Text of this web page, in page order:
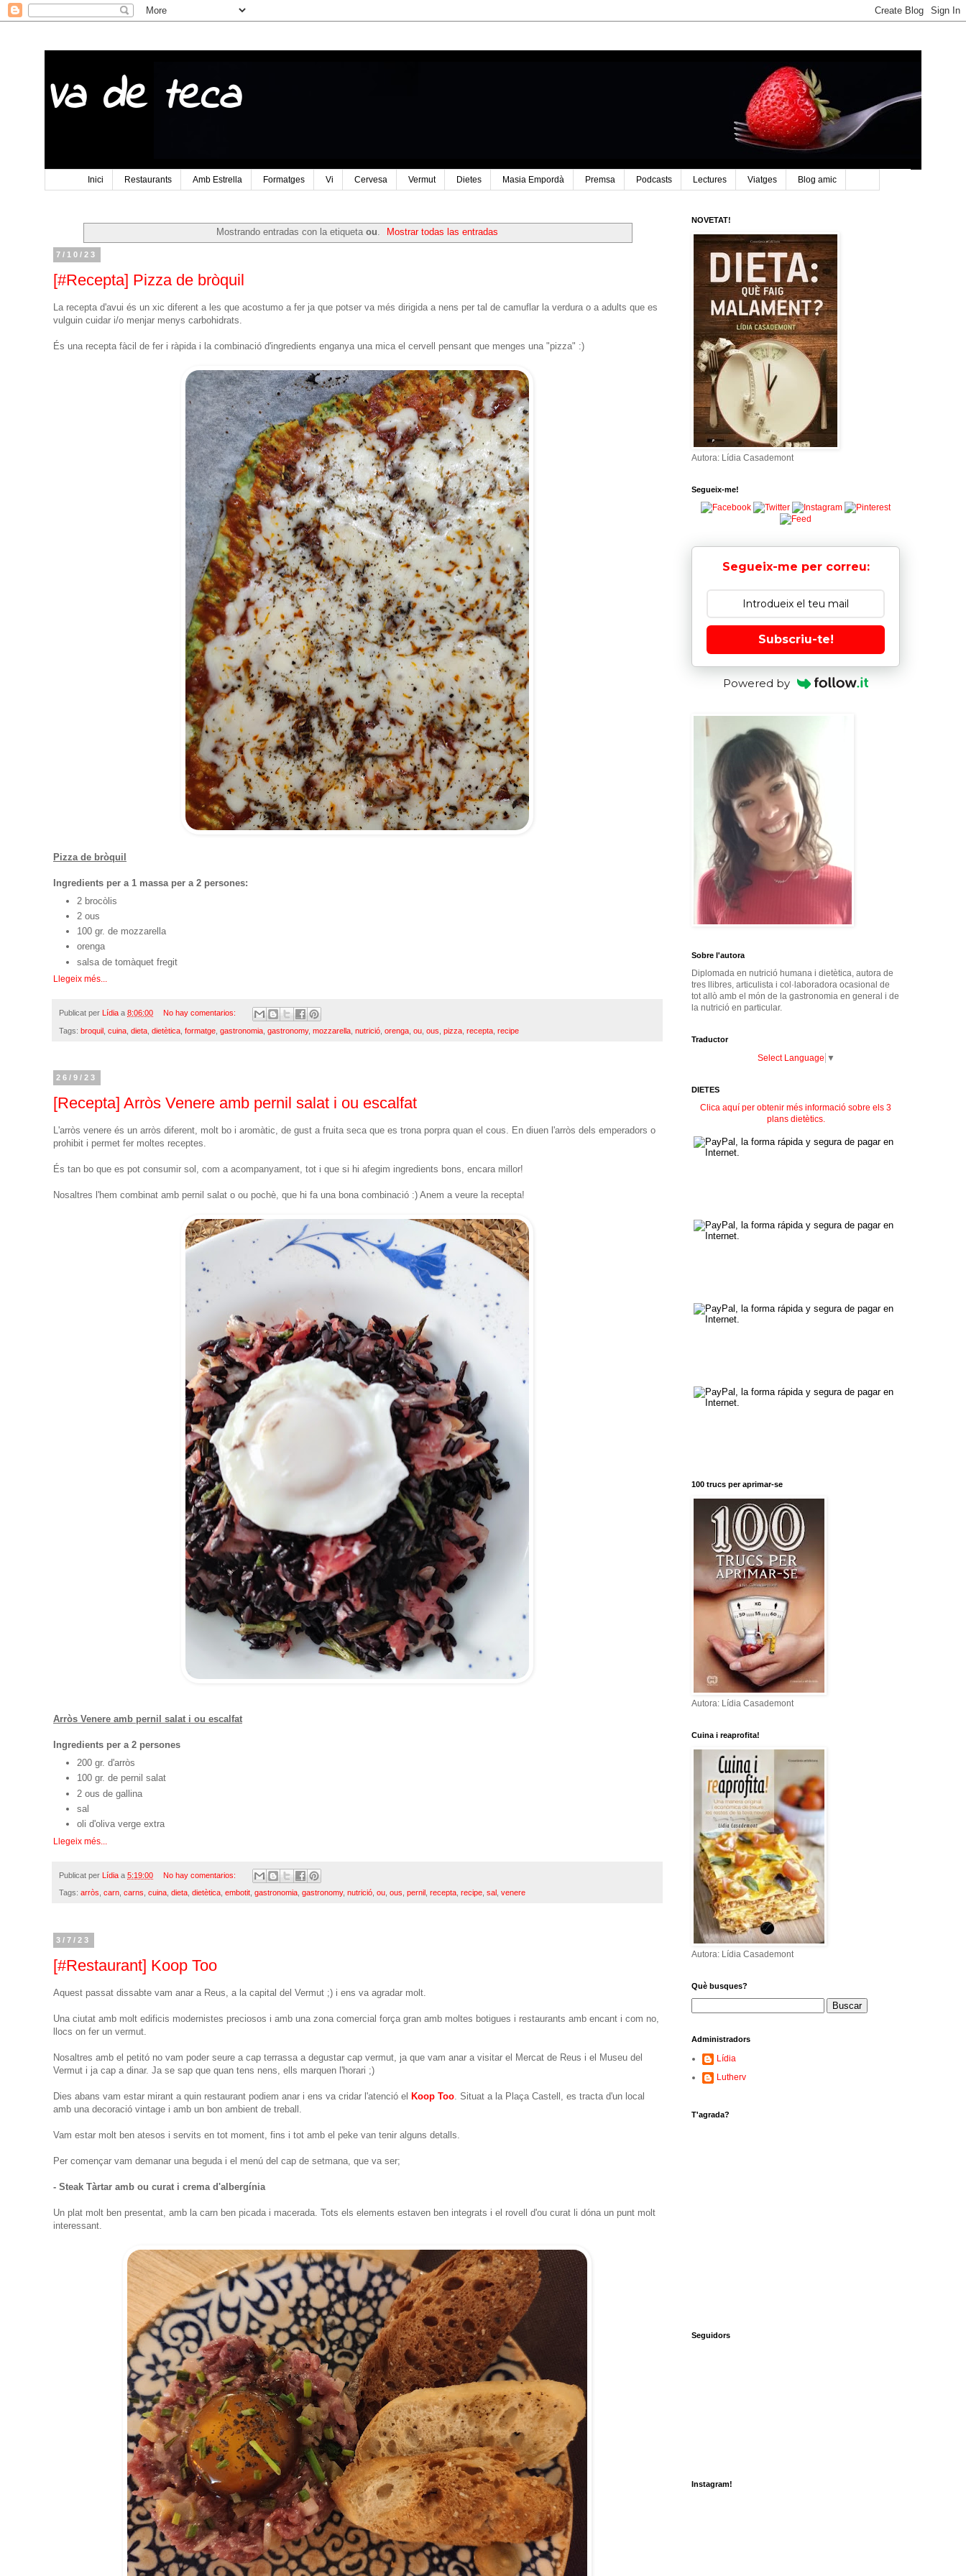
Va de teca
Inici Restaurants Amb Estrella Formatges Vi Cervesa Vermut Dietes Masia Empordà Premsa Podcasts Lectures Viatges Blog amic
Mostrando entradas con la etiqueta ou. Mostrar todas las entradas
7/10/23
[#Recepta] Pizza de bròquil
La recepta d'avui és un xic diferent a les que acostumo a fer ja que potser va més dirigida a nens per tal de camuflar la verdura o a adults que es
vulguin cuidar i/o menjar menys carbohidrats.
És una recepta fàcil de fer i ràpida i la combinació d'ingredients enganya una mica el cervell pensant que menges una "pizza" :)
Pizza de bròquil
Ingredients per a 1 massa per a 2 persones:
2 brocòlis
2 ous
100 gr. de mozzarella
orenga
salsa de tomàquet fregit
Llegeix més...
Publicat per Lídia a 8:06:00 No hay comentarios:
Tags: broquil cuina dieta dietètica formatge gastronomia gastronomy, mozzarella nutrició orenga ou ous pizza recepta recipe
26/9/23
[Recepta] Arròs Venere amb pernil salat i ou escalfat
L'arròs venere és un arròs diferent, molt bo i aromàtic, de gust a fruita seca que es trona porpra quan el cous. En diuen l'arròs dels emperadors o
prohibit i permet fer moltes receptes.
És tan bo que es pot consumir sol, com a acompanyament, tot i que si hi afegim ingredients bons, encara millor!
Nosaltres l'hem combinat amb pernil salat o ou pochè, que hi fa una bona combinació :) Anem a veure la recepta!
Arròs Venere amb pernil salat i ou escalfat
Ingredients per a 2 persones
200 gr. d'arròs
100 gr. de pernil salat
2 ous de gallina
sal
oli d'oliva verge extra
Llegeix més...
Publicat per Lídia a 5:19:00 No hay comentarios:
Tags: arròs carn carns cuina dieta dietètica embotit gastronomia gastronomy, nutrició ou ous pernil recepta recipe sal venere
3/7/23
[#Restaurant] Koop Too
Aquest passat dissabte vam anar a Reus, a la capital del Vermut ;) i ens va agradar molt.
Una ciutat amb molt edificis modernistes preciosos i amb una zona comercial força gran amb moltes botigues i restaurants amb encant i com no,
llocs on fer un vermut.
Nosaltres amb el petitó no vam poder seure a cap terrassa a degustar cap vermut, ja que vam anar a visitar el Mercat de Reus i el Museu del
Vermut i ja cap a dinar. Ja se sap que quan tens nens, ells marquen l'horari ;)
Dies abans vam estar mirant a quin restaurant podiem anar i ens va cridar l'atenció el Koop Too . Situat a la Plaça Castell, es tracta d'un local
amb una decoració vintage i amb un bon ambient de treball.
Vam estar molt ben atesos i servits en tot moment, fins i tot amb el peke van tenir alguns detalls.
Per començar vam demanar una beguda i el menú del cap de setmana, que va ser;
- Steak Tàrtar amb ou curat i crema d'albergínia
Un plat molt ben presentat, amb la carn ben picada i macerada. Tots els elements estaven ben integrats i el rovell d'ou curat li dóna un punt molt
interessant.
NOVETAT!
Autora: Lídia Casademont
Segueix-me!
Segueix-me per correu:
Subscriu-te!
Powered by
Sobre l'autora
Diplomada en nutrició humana i dietètica, autora de
tres llibres, articulista i col·laboradora ocasional de
tot allò amb el món de la gastronomia en general i de
la nutrició en particular.
Traductor
Select Language ▼
DIETES
Clica aquí per obtenir més informació sobre els 3
plans dietètics.
100 trucs per aprimar-se
Autora: Lídia Casademont
Cuina i reaprofita!
Autora: Lídia Casademont
Què busques?
Administradors
Lídia
Lutherv
T'agrada?
Seguidors
Instagram!